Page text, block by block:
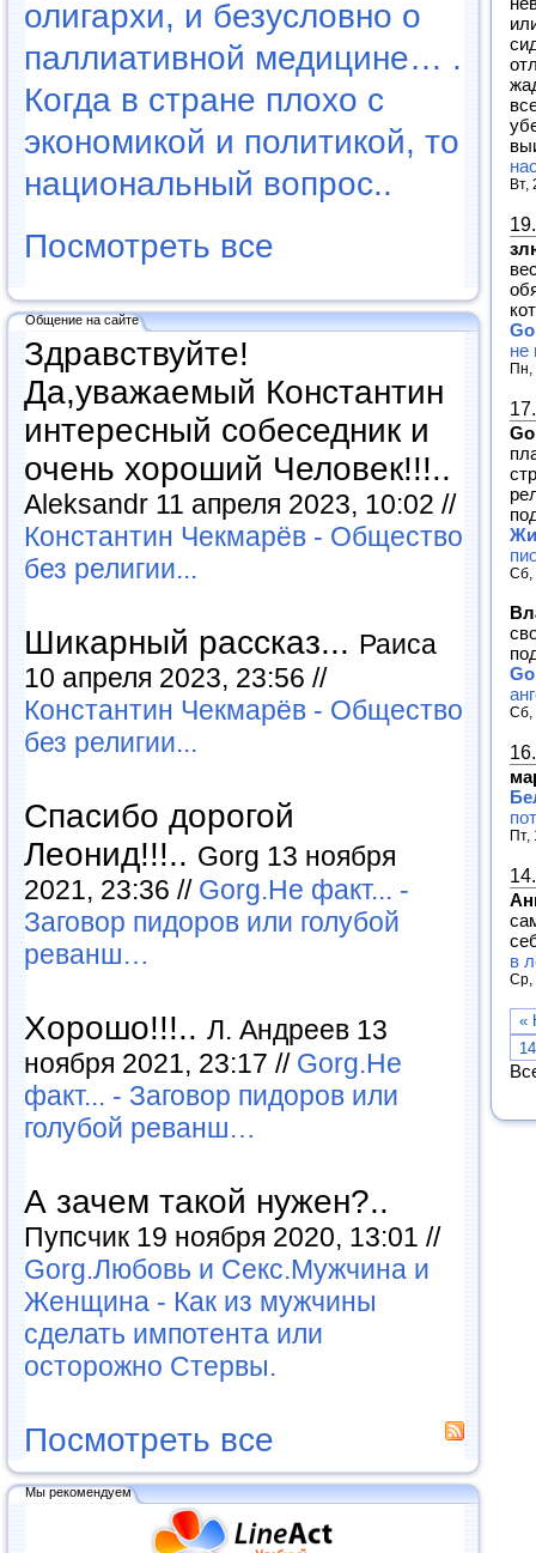
олигархи, и безусловно о
паллиативной медицине… .
Когда в стране плохо с
экономикой и политикой, то
национальный вопрос..
Посмотреть все
Общение на сайте
Здравствуйте!
Да,уважаемый Константин
интересный собеседник и
очень хороший Человек!!!..
Aleksandr 11 апреля 2023, 10:02 //
Константин Чекмарёв - Общество
без религии...
Шикарный рассказ... Раиса
10 апреля 2023, 23:56 //
Константин Чекмарёв - Общество
без религии...
Спасибо дорогой
Леонид!!!.. Gorg 13 ноября
2021, 23:36 // Gorg.Не факт... -
Заговор пидоров или голубой
реванш…
Хорошо!!!.. Л. Андреев 13
ноября 2021, 23:17 // Gorg.Не
факт... - Заговор пидоров или
голубой реванш…
А зачем такой нужен?..
Пупсчик 19 ноября 2020, 13:01 //
Gorg.Любовь и Секс.Мужчина и
Женщина - Как из мужчины
сделать импотента или
осторожно Стервы.
Посмотреть все
Мы рекомендуем
Вт,
не
Пн,
Сб,
Сб,
Пт,
в
Ср,
«